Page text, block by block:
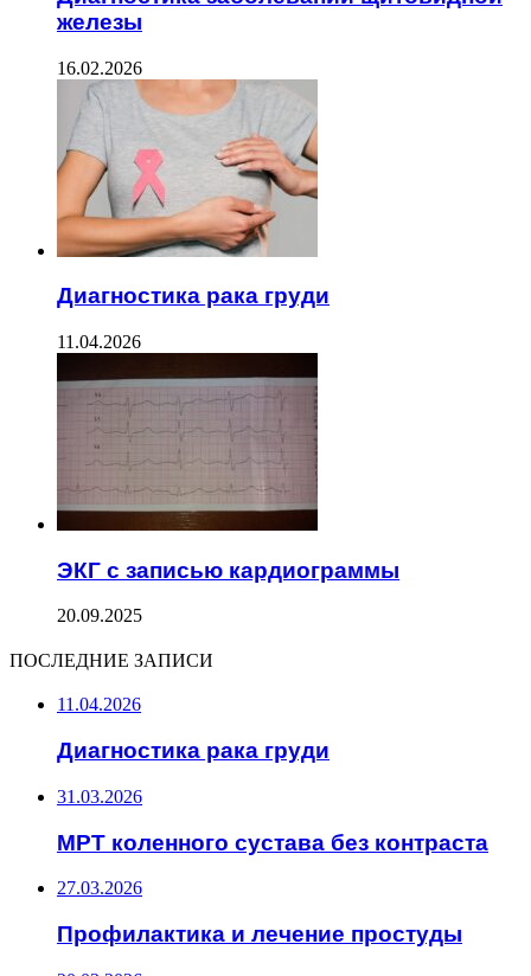
железы
16.02.2026
Диагностика рака груди
11.04.2026
ЭКГ с записью кардиограммы
20.09.2025
ПОСЛЕДНИЕ ЗАПИСИ
11.04.2026
Диагностика рака груди
31.03.2026
МРТ коленного сустава без контраста
27.03.2026
Профилактика и лечение простуды